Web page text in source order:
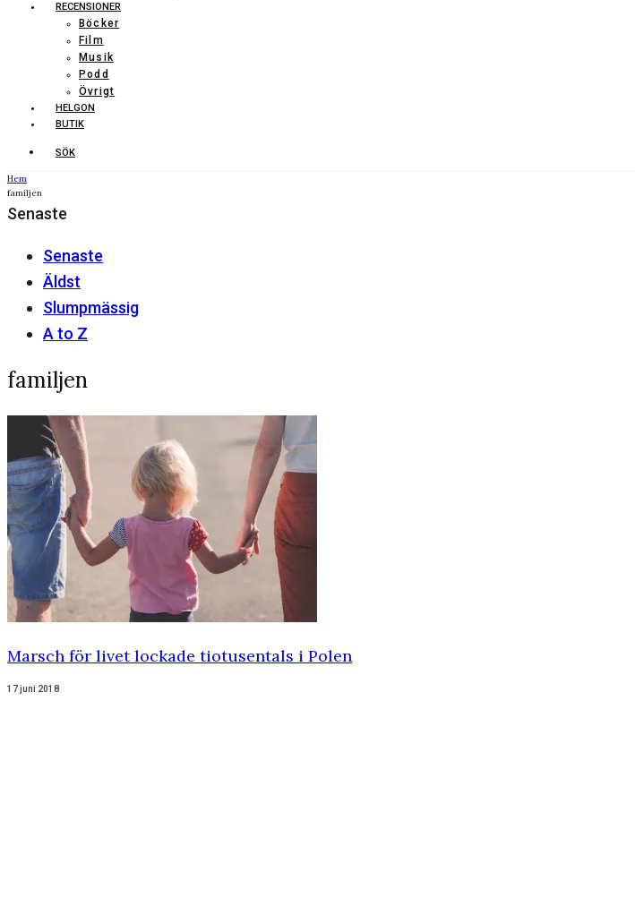
RECENSIONER
Böcker
Film
Musik
Podd
Övrigt
HELGON
BUTIK
SÖK
Hem
familjen
Senaste
Senaste
Äldst
Slumpmässig
A to Z
familjen
Marsch för livet lockade tiotusentals i Polen
17 juni 2018